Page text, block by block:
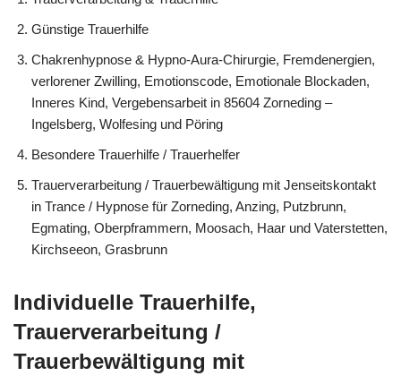
Günstige Trauerhilfe
Chakrenhypnose & Hypno-Aura-Chirurgie, Fremdenergien,
verlorener Zwilling, Emotionscode, Emotionale Blockaden,
Inneres Kind, Vergebensarbeit in 85604 Zorneding –
Ingelsberg, Wolfesing und Pöring
Besondere Trauerhilfe / Trauerhelfer
Trauerverarbeitung / Trauerbewältigung mit Jenseitskontakt
in Trance / Hypnose für Zorneding, Anzing, Putzbrunn,
Egmating, Oberpframmern, Moosach, Haar und Vaterstetten,
Kirchseeon, Grasbrunn
Individuelle Trauerhilfe,
Trauerverarbeitung /
Trauerbewältigung mit